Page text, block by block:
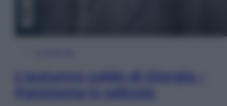
L’autunno caldo di Giorgia –